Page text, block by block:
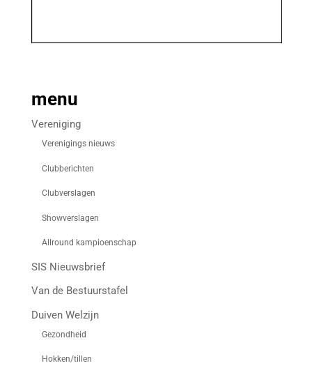
menu
Vereniging
Verenigings nieuws
Clubberichten
Clubverslagen
Showverslagen
Allround kampioenschap
SIS Nieuwsbrief
Van de Bestuurstafel
Duiven Welzijn
Gezondheid
Hokken/tillen